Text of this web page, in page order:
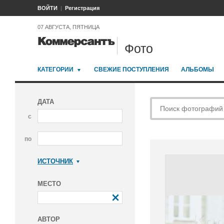
ВОЙТИ Регистрация
07 АВГУСТА, ПЯТНИЦА
Фото
КАТЕГОРИИ СВЕЖИЕ ПОСТУПЛЕНИЯ АЛЬБОМЫ
ДАТА
с
по
ИСТОЧНИК
МЕСТО
АВТОР